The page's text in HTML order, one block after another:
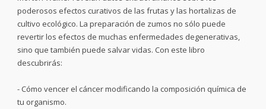
poderosos efectos curativos de las frutas y las hortalizas de
cultivo ecológico. La preparación de zumos no sólo puede
revertir los efectos de muchas enfermedades degenerativas,
sino que también puede salvar vidas. Con este libro
descubrirás:
- Cómo vencer el cáncer modificando la composición química de
tu organismo.